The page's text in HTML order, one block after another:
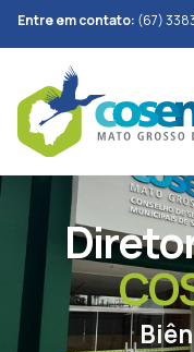
Entre em contato: (67)